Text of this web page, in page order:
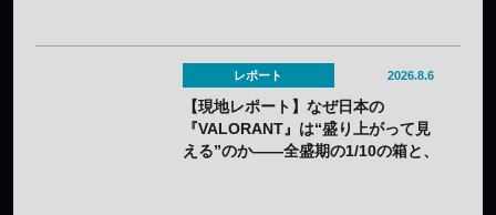
レポート 2026.8.6
【現地レポート】なぜ日本の
『VALORANT』は“盛り上がって見
える”のか——全盛期の1/10の箱と、